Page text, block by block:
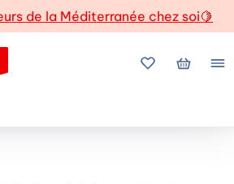
de la Méditerranée chez soi🍋
Mes favoris
Mon